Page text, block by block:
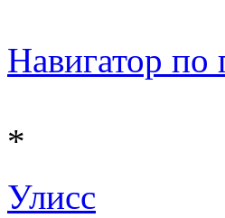
Навигатор
*
Улисс